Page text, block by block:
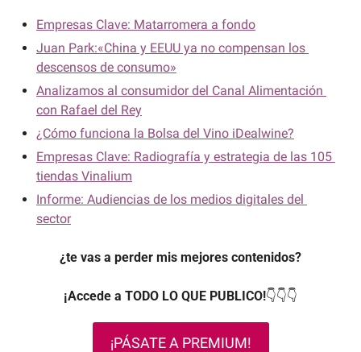
Empresas Clave: Matarromera a fondo
Juan Park:«China y EEUU ya no compensan los
descensos de consumo»
Analizamos al consumidor del Canal Alimentación
con Rafael del Rey
¿Cómo funciona la Bolsa del Vino iDealwine?
Empresas Clave: Radiografía y estrategia de las 105
tiendas Vinalium
Informe: Audiencias de los medios digitales del
sector
¿te vas a perder mis mejores contenidos?
¡Accede a TODO LO QUE PUBLICO!👇👇👇
¡PÁSATE A PREMIUM!